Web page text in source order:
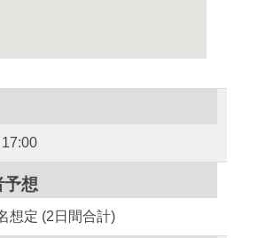
予想
想定 (2日間合計)